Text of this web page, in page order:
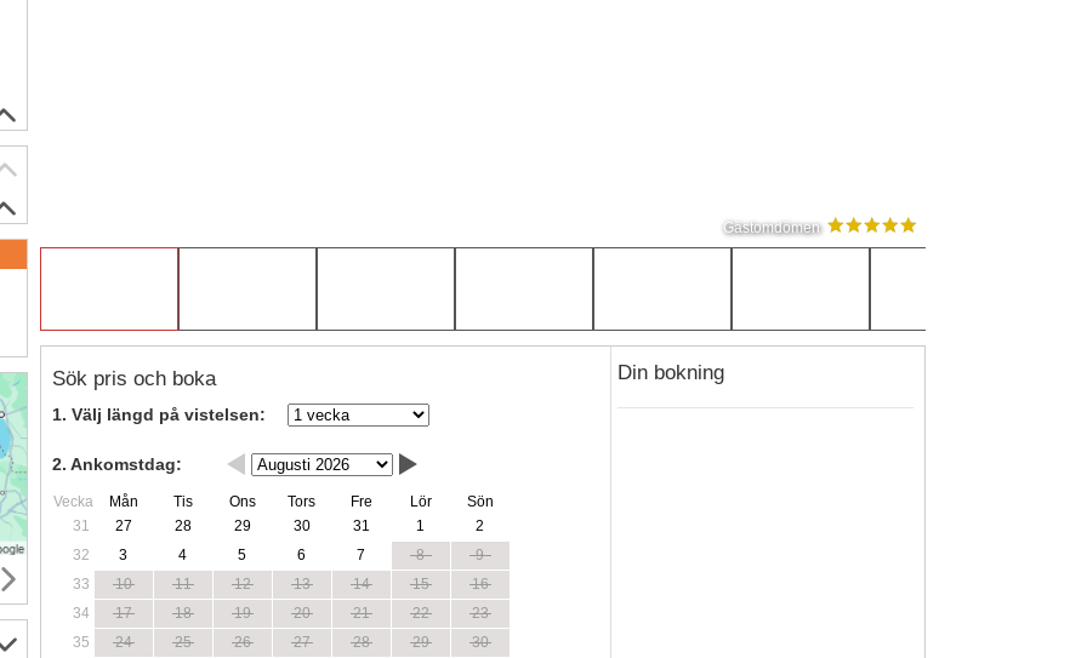
Gästomdömen
Sök pris och boka
1. Välj längd på vistelsen:
2. Ankomstdag:
Vecka Mån Tis Ons Tors Fre Lör
Sön
31
27 28 29 30 31 1
2
32
3 4 5 6 7 8
9
33
10 11 12 13 14 15
16
34
17 18 19 20 21 22
23
35
24 25 26 27 28 29
30
Din bokning